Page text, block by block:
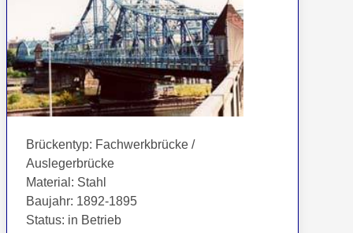
Brückentyp: Fachwerkbrücke /
Auslegerbrücke
Material : Stahl
Baujahr: 1892-1895
Status: in Betrieb